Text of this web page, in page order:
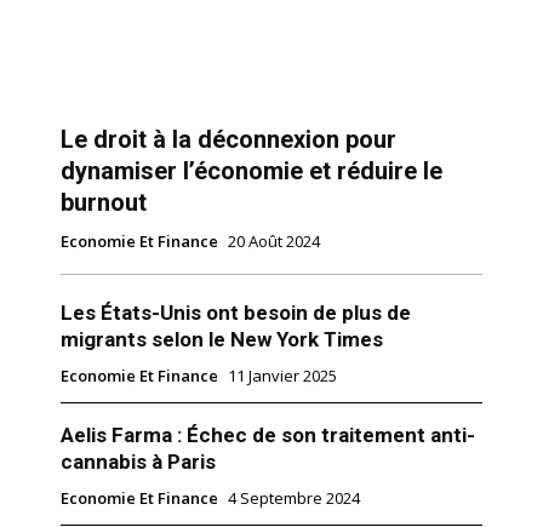
Le droit à la déconnexion pour
dynamiser l’économie et réduire le
burnout
Economie Et Finance 20 Août 2024
Les États-Unis ont besoin de plus de
migrants selon le New York Times
Economie Et Finance 11 Janvier 2025
Aelis Farma : Échec de son traitement anti-
cannabis à Paris
Economie Et Finance 4 Septembre 2024